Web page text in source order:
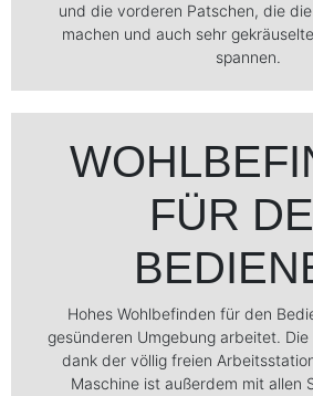
und die vorderen Patschen, die
machen und auch sehr
spannen.
FÜR
Hohes Wohlbefinden für den
gesünderen Umgebung arbeitet.
dank der völlig freien
Maschine ist außerdem mit allen